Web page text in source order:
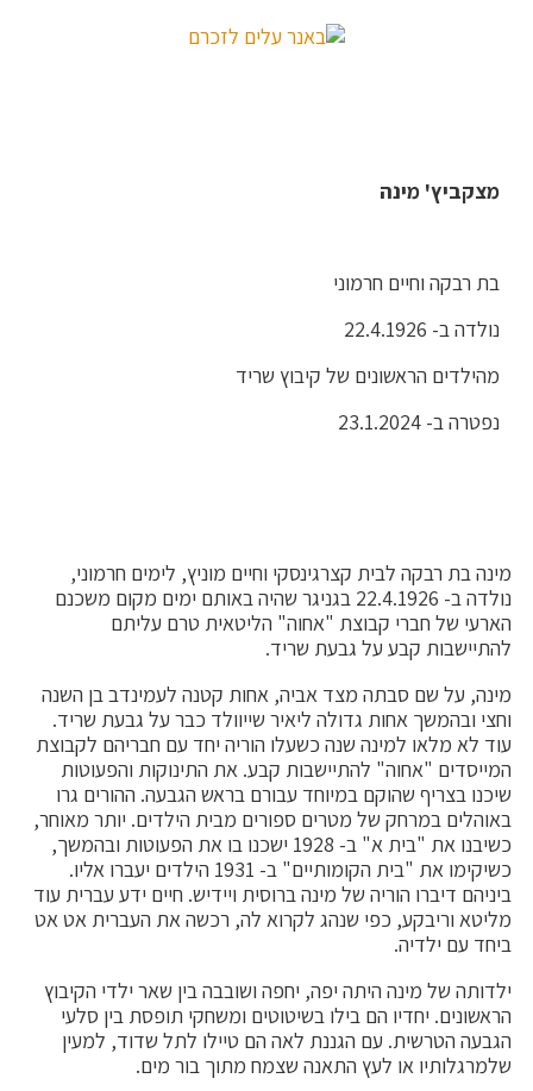
מצקביץ' מינה
בת רבקה וחיים חרמוני
נולדה ב- 22.4.1926
מהילדים הראשונים של קיבוץ שריד
נפטרה ב- 23.1.2024
מינה בת רבקה לבית קצרגינסקי וחיים מוניץ, לימים חרמוני,
נולדה ב- 22.4.1926 בגניגר שהיה באותם ימים מקום משכנם
הארעי של חברי קבוצת "אחוה" הליטאית טרם עליתם
להתיישבות קבע על גבעת שריד.
מינה, על שם סבתה מצד אביה, אחות קטנה לעמינדב בן השנה
וחצי ובהמשך אחות גדולה ליאיר שייוולד כבר על גבעת שריד.
עוד לא מלאו למינה שנה כשעלו הוריה יחד עם חבריהם לקבוצת
המייסדים "אחוה" להתיישבות קבע. את התינוקות והפעוטות
שיכנו בצריף שהוקם במיוחד עבורם בראש הגבעה. ההורים גרו
באוהלים במרחק של מטרים ספורים מבית הילדים. יותר מאוחר,
כשיבנו את "בית א" ב- 1928 ישכנו בו את הפעוטות ובהמשך,
כשיקימו את "בית הקומותיים" ב- 1931 הילדים יעברו אליו.
ביניהם דיברו הוריה של מינה ברוסית ויידיש. חיים ידע עברית עוד
מליטא וריבקע, כפי שנהג לקרוא לה, רכשה את העברית אט אט
ביחד עם ילדיה.
ילדותה של מינה היתה יפה, יחפה ושובבה בין שאר ילדי הקיבוץ
הראשונים. יחדיו הם בילו בשיטוטים ומשחקי תופסת בין סלעי
הגבעה הטרשית. עם הגננת לאה הם טיילו לתל שדוד, למעין
שלמרגלותיו או לעץ התאנה שצמח מתוך בור מים.